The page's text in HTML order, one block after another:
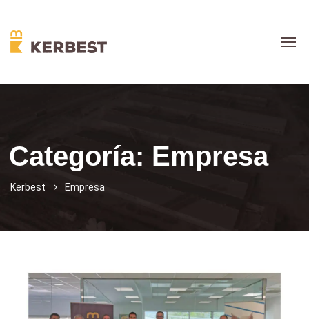
Categoría: Empresa
Kerbest Empresa